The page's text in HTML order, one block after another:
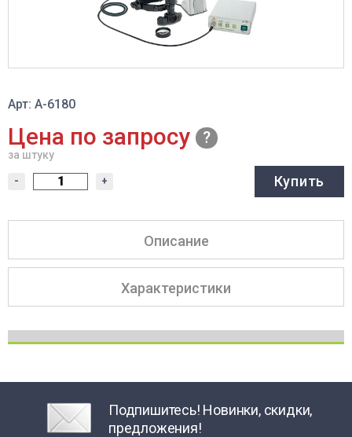
Арт: A-6180
Цена по запросу
за штуку
- + Купить
Описание
Характеристики
Подпишитесь! Новинки, скидки,
предложения!